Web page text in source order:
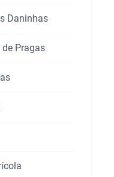
Daninhas
Pragas